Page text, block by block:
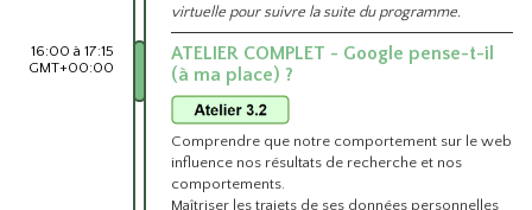
virtuelle pour suivre la suite du programme.
16:00 à 17:15
GMT+00:00
ATELIER COMPLET - Google pense-t-il
(à ma place) ?
Comprendre que notre comportement sur le web
influence nos résultats de recherche et nos
comportements.
Maîtriser les trajets de ses données personnelles